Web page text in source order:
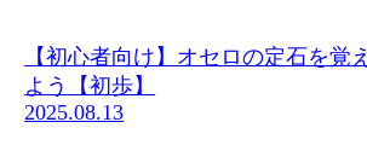
【初心者向け】オセロの定石を覚え
よう【初歩】
2025.08.13